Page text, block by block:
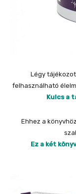
Légy
felhasználható
Kulcs a
Ehhez a
Ez a két